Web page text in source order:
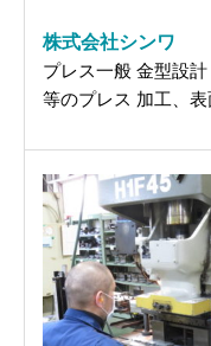
株式会社シンワ
プレス一般 金型設
等のプレス 加工、